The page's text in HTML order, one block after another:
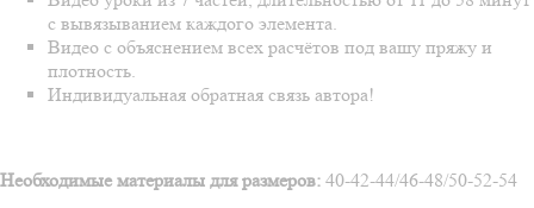
с вывязыванием каждого элемента.
Видео с объяснением всех расчётов под вашу пряжу и
плотность.
Индивидуальная обратная связь автора!
Необходимые материалы для размеров: 40-42-44/46-48/50-52-54